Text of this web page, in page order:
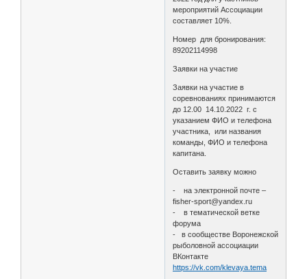
мероприятий Ассоциации
составляет 10%.
Номер для бронирования:
89202114998
Заявки на участие
Заявки на участие в
соревнованиях принимаются
до 12.00 14.10.2022 г. с
указанием ФИО и телефона
участника, или названия
команды, ФИО и телефона
капитана.
Оставить заявку можно
- на электронной почте –
fisher-sport@yandex.ru
- в тематической ветке
форума
- в сообществе Воронежской
рыболовной ассоциации
ВКонтакте
https://vk.com/klevaya.tema